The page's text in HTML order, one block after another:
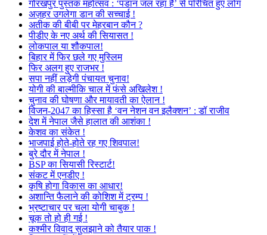
गोरखपुर पुस्तक महोत्सव : ‘पंडान जल रहा है’ से परिचित हुए लोग
अज़हर उगलेगा डान की सच्चाई !
अतीक की बीबी पर मेहरबान कौन ?
पीडीए के नए अर्थ की सियासत !
लोकपाल या शौकपाल!
बिहार में फिर छले गए मुस्लिम
फिर अलग हुए राजभर !
सपा नहीं लड़ेगी पंचायत चुनाव!
योगी की बाल्मीकि चाल में फंसे अखिलेश !
चुनाव की घोषणा और मायावती का ऐलान !
विजन-2047 का हिस्सा है ‘वन नेशन वन इलैक्शन’ : डॉ राजीव
देश में नेपाल जैसे हालात की आशंका !
केशव का संकेत !
भाजपाई होते-होते रह गए शिवपाल!
बुरे दौर में नेपाल !
BSP का सियासी रिस्टार्ट!
संकट में एनडीए !
कृषि होगा विकास का आधार!
अशान्ति फैलाने की कोशिश में ट्रम्प !
भ्रष्टाचार पर चला योगी चाबुक !
चूक तो हो ही गई !
कश्मीर विवाद सुलझाने को तैयार पाक !